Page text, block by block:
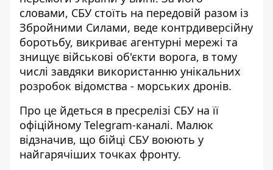
словами, СБУ стоїть на передовій разом із
Збройними Силами, веде контрдиверсійну
боротьбу, викриває агентурні мережі та
знищує військові об'єкти ворога, в тому
числі завдяки використанню унікальних
розробок відомства - морських дронів.
Про це йдеться в пресрелізі СБУ на її
офіційному Telegram-каналі. Малюк
відзначив, що бійці СБУ воюють у
найгарячіших точках фронту.